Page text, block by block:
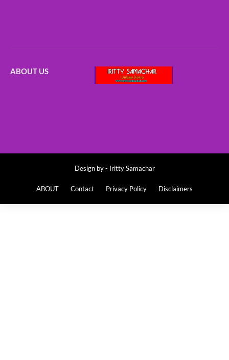
ABOUT US
Design by - Iritty Samachar
ABOUT Contact Privacy Policy Disclaimers